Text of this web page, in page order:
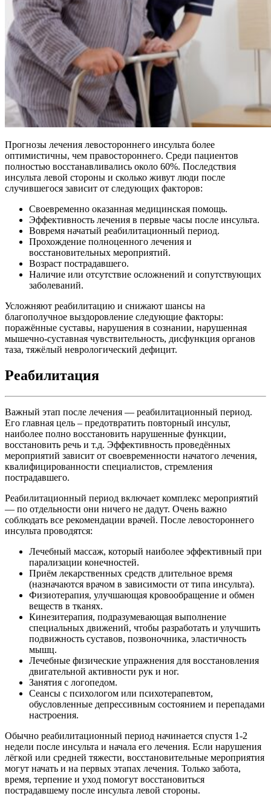
Прогнозы лечения левостороннего инсульта более
оптимистичны, чем правостороннего. Среди пациентов
полностью восстанавливались около 60%. Последствия
инсульта левой стороны и сколько живут люди после
случившегося зависит от следующих факторов:
Своевременно оказанная медицинская помощь.
Эффективность лечения в первые часы после инсульта.
Вовремя начатый реабилитационный период.
Прохождение полноценного лечения и
восстановительных мероприятий.
Возраст пострадавшего.
Наличие или отсутствие осложнений и сопутствующих
заболеваний.
Усложняют реабилитацию и снижают шансы на
благополучное выздоровление следующие факторы:
поражённые суставы, нарушения в сознании, нарушенная
мышечно-суставная чувствительность, дисфункция органов
таза, тяжёлый неврологический дефицит.
Реабилитация
Важный этап после лечения — реабилитационный период.
Его главная цель – предотвратить повторный инсульт,
наиболее полно восстановить нарушенные функции,
восстановить речь и т.д. Эффективность проведённых
мероприятий зависит от своевременности начатого лечения,
квалифицированности специалистов, стремления
пострадавшего.
Реабилитационный период включает комплекс мероприятий
— по отдельности они ничего не дадут. Очень важно
соблюдать все рекомендации врачей. После левостороннего
инсульта проводятся:
Лечебный массаж, который наиболее эффективный при
парализации конечностей.
Приём лекарственных средств длительное время
(назначаются врачом в зависимости от типа инсульта).
Физиотерапия, улучшающая кровообращение и обмен
веществ в тканях.
Кинезитерапия, подразумевающая выполнение
специальных движений, чтобы разработать и улучшить
подвижность суставов, позвоночника, эластичность
мышц.
Лечебные физические упражнения для восстановления
двигательной активности рук и ног.
Занятия с логопедом.
Сеансы с психологом или психотерапевтом,
обусловленные депрессивным состоянием и перепадами
настроения.
Обычно реабилитационный период начинается спустя 1-2
недели после инсульта и начала его лечения. Если нарушения
лёгкой или средней тяжести, восстановительные мероприятия
могут начать и на первых этапах лечения. Только забота,
время, терпение и уход помогут восстановиться
пострадавшему после инсульта левой стороны.